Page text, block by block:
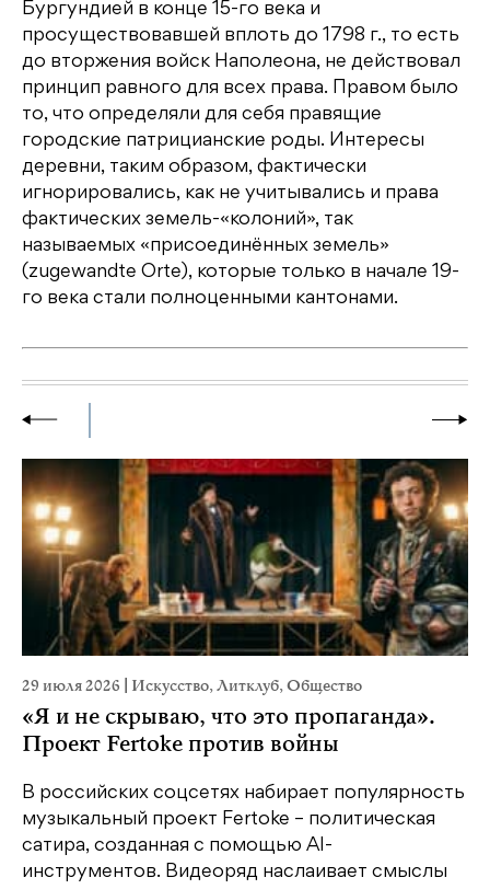
Бургундией в конце 15-го века и
просуществовавшей вплоть до 1798 г., то есть
до вторжения войск Наполеона, не действовал
принцип равного для всех права. Правом было
то, что определяли для себя правящие
городские патрицианские роды. Интересы
деревни, таким образом, фактически
игнорировались, как не учитывались и права
фактических земель-«колоний», так
называемых «присоединённых земель»
(zugewandte Orte), которые только в начале 19-
го века стали полноценными кантонами.
29 июля 2026 Искусство,Литклуб,Общество
«Я и не скрываю, что это пропаганда».
Проект Fertoke против войны
В российских соцсетях набирает популярность
музыкальный проект Fertoke – политическая
сатира, созданная с помощью AI-
инструментов. Видеоряд наслаивает смыслы